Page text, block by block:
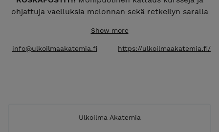
ohjattuja vaelluksia melonnan sekä retkeilyn saralla
turvalliseen luontoelämykseen sekä uuden
oppimiseen ammattitaitoisten oppaiden johdolla.
Show more
info@ulkoilmaakatemia.fi https://ulkoilmaakatemia.fi/
Ulkoilma Akatemia